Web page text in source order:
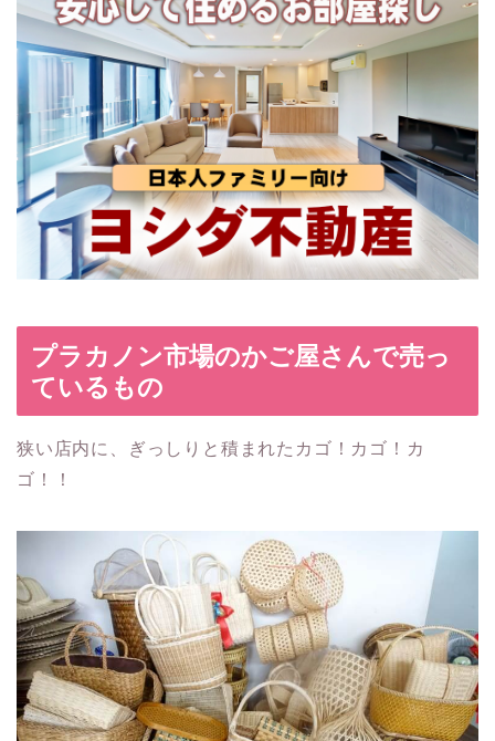
プラカノン市場のかご屋さんで売っ
ているもの
狭い店内に、ぎっしりと積まれたカゴ！カゴ！カ
ゴ！！